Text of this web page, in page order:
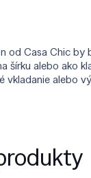
od Casa Chic
šírku alebo ako
vkladanie alebo